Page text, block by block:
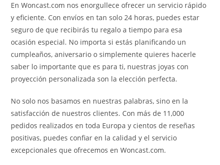
En Woncast.com nos enorgullece ofrecer un servicio rápido
y eficiente. Con envíos en tan solo 24 horas, puedes estar
seguro de que recibirás tu regalo a tiempo para esa
ocasión especial. No importa si estás planificando un
cumpleaños, aniversario o simplemente quieres hacerle
saber lo importante que es para ti, nuestras joyas con
proyección personalizada son la elección perfecta.
No solo nos basamos en nuestras palabras, sino en la
satisfacción de nuestros clientes. Con más de 11,000
pedidos realizados en toda Europa y cientos de reseñas
positivas, puedes confiar en la calidad y el servicio
excepcionales que ofrecemos en Woncast.com.